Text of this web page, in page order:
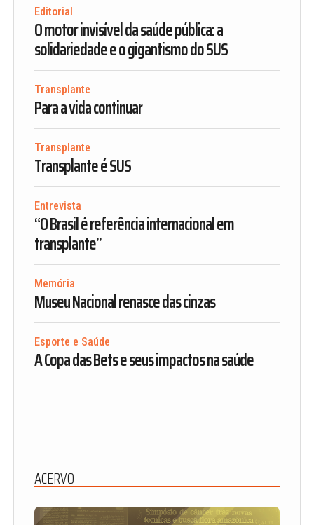
Editorial
O motor invisível da saúde pública: a
solidariedade e o gigantismo do SUS
Transplante
Para a vida continuar
Transplante
Transplante é SUS
Entrevista
“O Brasil é referência internacional em
transplante”
Memória
Museu Nacional renasce das cinzas
Esporte e Saúde
A Copa das Bets e seus impactos na saúde
ACERVO